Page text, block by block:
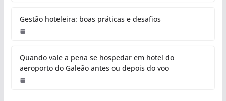
Gestão hoteleira: boas práticas e desafios
Quando vale a pena se hospedar em hotel do
aeroporto do Galeão antes ou depois do voo